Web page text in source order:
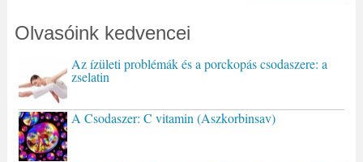
Olvasóink kedvencei
Az ízületi problémák és a porckopás csodaszere: a
zselatin
A Csodaszer: C vitamin (Aszkorbinsav)